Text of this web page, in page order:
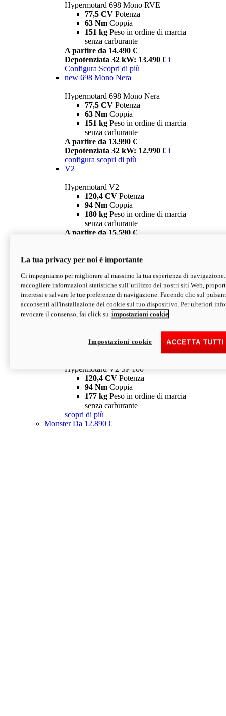
Hypermotard 698 Mono RVE
77,5 CV Potenza
63 Nm Coppia
151 kg Peso in ordine di marcia
senza carburante
A partire da 14.490 €
Depotenziata 32 kW: 13.490 € i
Configura Scopri di più
new 698 Mono Nera
Hypermotard 698 Mono Nera
77,5 CV Potenza
63 Nm Coppia
151 kg Peso in ordine di marcia
senza carburante
A partire da 13.990 €
Depotenziata 32 kW: 12.990 € i
configura scopri di più
V2
Hypermotard V2
120,4 CV Potenza
94 Nm Coppia
180 kg Peso in ordine di marcia
senza carburante
A partire da 15.590 €
V2 SP
Hypermotard V2 SP
120,4 CVPotenza
94 NmCoppia
177 kgPeso in ordine di marcia
senza carburante
Depotenziata 35 kW: 18.890 € i
configura scopri di più
Hypermotard V2 SP 100
120,4 CV Potenza
94 Nm Coppia
177 kg Peso in ordine di marcia
senza carburante
scopri di più
MonsterDa 12.890 €
La tua privacy per noi è importante
Ci impegniamo per migliorare al massimo la tua esperienza di
raccogliere informazioni statistiche sull’utilizzo dei nostri siti Web,
interessi e salvare le tue preferenze di navigazione. Facendo clic sul
acconsenti all'installazione dei cookie sul tuo dispositivo. Per ulteriori
revocare il consenso, fai click su impostazioni cookie
ACCETTA
Impostazioni cookie